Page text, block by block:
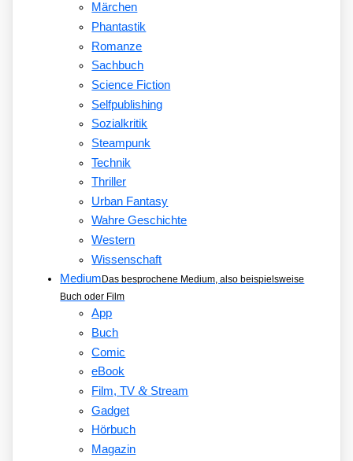
Märchen
Phantastik
Romanze
Sachbuch
Science Fiction
Selfpublishing
Sozialkritik
Steampunk
Technik
Thriller
Urban Fantasy
Wahre Geschichte
Western
Wissenschaft
Medium Das besprochene Medium, also beispielsweise
Buch oder Film
App
Buch
Comic
eBook
Film, TV&Stream
Gadget
Hörbuch
Magazin